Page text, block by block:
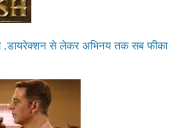
,डायरेक्शन से लेकर अभिनय तक सब फीका